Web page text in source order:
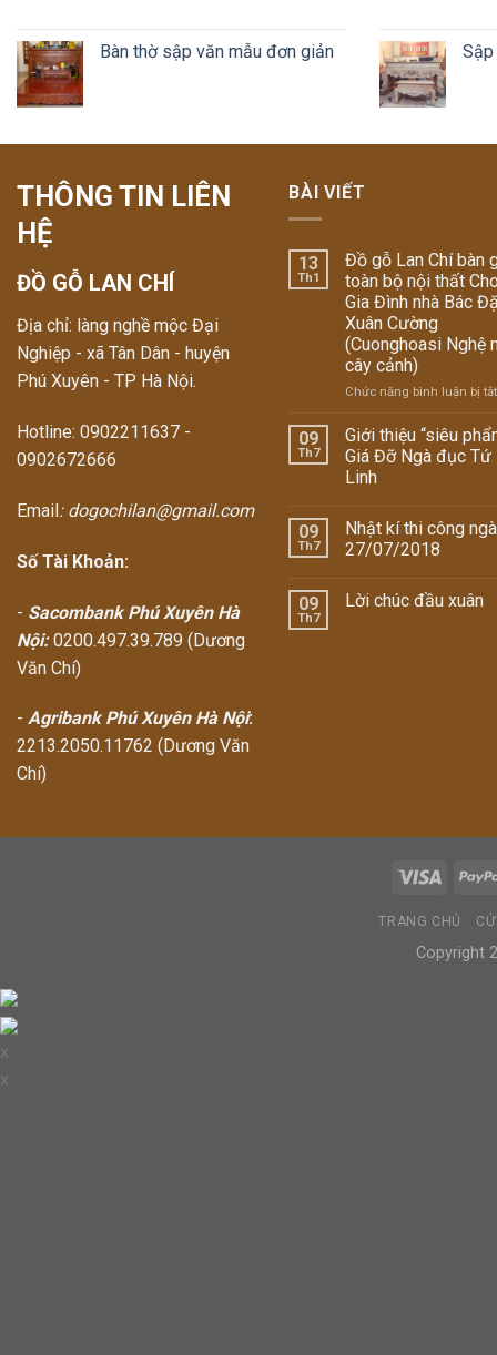
Bàn thờ sập văn mẫu đơn giản
THÔNG TIN LIÊN
HỆ
ĐỒ GỖ LAN CHÍ
Địa chỉ: làng nghề mộc Đại
Nghiệp - xã Tân Dân - huyện
Phú Xuyên - TP Hà Nội.
Hotline: 0902211637 -
0902672666
Email: dogochilan@gmail.com
Số Tài Khoản:
- Sacombank Phú Xuyên Hà
Nội:0200.497.39.789 (Dương
Văn Chí)
- Agribank Phú Xuyên Hà Nội:
2213.2050.11762 (Dương Văn
Chí)
BÀI VIẾT
13
Th1
Đồ gỗ Lan Chí bàn
toàn bộ nội thất
Gia Đình nhà Bác
Xuân Cường
(Cuonghoasi Nghệ
cây cảnh)
Chức năng bình luận bị tắt
09
Th7
Giới thiệu “siêu
Giá Đỡ Ngà đục Tứ
Linh
09
Th7
Nhật kí thi công
27/07/2018
09
Th7
Lời chúc đầu xuân
TRANG CHỦ
Copyright
x
x